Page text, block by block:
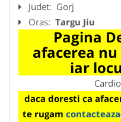
Judet: Gorj
Oras: Targu Jiu
Pagina
afacerea
iar
daca doresti ca
te rugam